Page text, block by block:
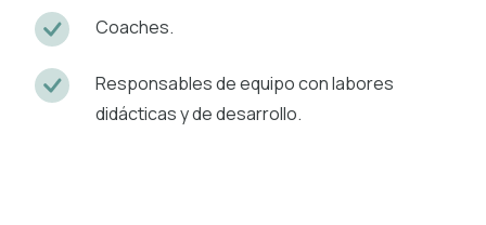
Coaches.
Responsables de equipo con labores
didácticas y de desarrollo.